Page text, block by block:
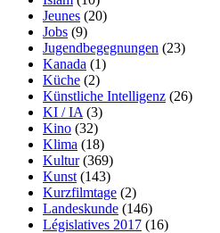
Jeunes (20)
Jobs (9)
Jugendbegegnungen (23)
Kanada (1)
Küche (2)
Künstliche Intelligenz (26)
KI / IA (3)
Kino (32)
Klima (18)
Kultur(369)
Kunst (143)
Kurzfilmtage (2)
Landeskunde (146)
Législatives 2017 (16)